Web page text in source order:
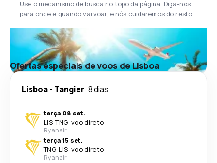
Use o mecanismo de busca no topo da página. Diga-nos
para onde e quando vai voar, e nós cuidaremos do resto.
Ofertas especiais de voos de Lisboa
Lisboa- Tangier 8 dias
terça 08 set.
LIS-TNG· voo direto
Ryanair
terça 15 set.
TNG-LIS· voo direto
Ryanair